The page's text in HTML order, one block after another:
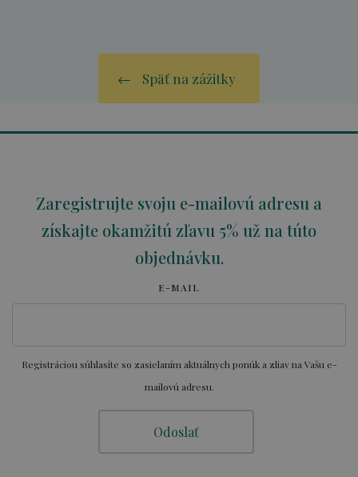
Späť na zážitky
Zaregistrujte svoju e-mailovú adresu a
získajte okamžitú zľavu 5% už na túto
objednávku.
E-MAIL
Registráciou súhlasíte so zasielaním aktuálnych ponúk a zliav na Vašu e-
mailovú adresu.